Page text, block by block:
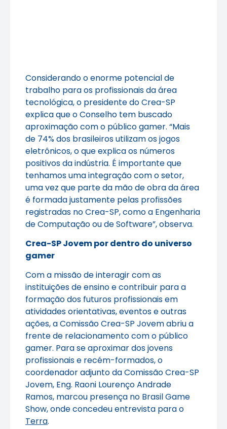
Considerando o enorme potencial de
trabalho para os profissionais da área
tecnológica, o presidente do Crea-SP
explica que o Conselho tem buscado
aproximação com o público gamer. “Mais
de 74% dos brasileiros utilizam os jogos
eletrônicos, o que explica os números
positivos da indústria. É importante que
tenhamos uma integração com o setor,
uma vez que parte da mão de obra da área
é formada justamente pelas profissões
registradas no Crea-SP, como a Engenharia
de Computação ou de Software”, observa.
Crea-SP Jovem por dentro do universo
gamer
Com a missão de interagir com as
instituições de ensino e contribuir para a
formação dos futuros profissionais em
atividades orientativas, eventos e outras
ações, a Comissão Crea-SP Jovem abriu a
frente de relacionamento com o público
gamer. Para se aproximar dos jovens
profissionais e recém-formados, o
coordenador adjunto da Comissão Crea-SP
Jovem, Eng. Raoni Lourenço Andrade
Ramos, marcou presença no Brasil Game
Show, onde concedeu entrevista para o
Terra.